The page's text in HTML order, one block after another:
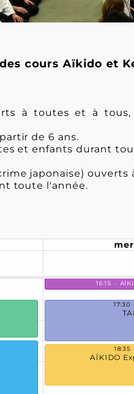
cours Aïkido et
à toutes et à
de 6 ans.
et enfants durant
japonaise)
toute l'année.
17:30
18:35
AÏKIDO